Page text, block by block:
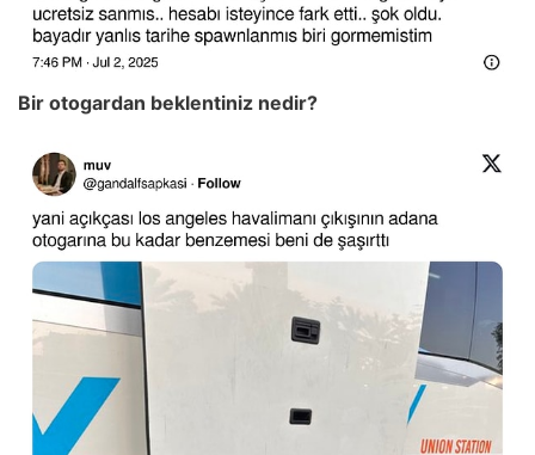
Bir otogardan beklentiniz nedir?